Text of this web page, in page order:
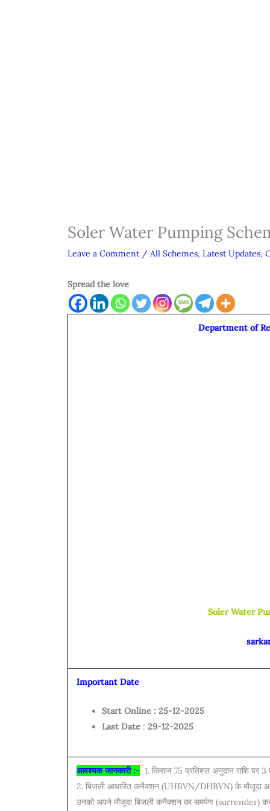
Soler Water Pumping
Leave a Comment / All Schemes, Latest Updates,
Spread the love
Department of
Soler Water
Important Date
Start Online : 25-12-2025
Last Date : 29-12-2025
आवश्यक जानकारी :- 1. किसान 75 प्रतिशत अनुदान राशि
2. बिजली आधारित कनैक्शन (UHBVN/DHBVN) के मौजूदा
उनको अपने मौजूदा बिजली कनैक्शन का समर्पण (surrender)